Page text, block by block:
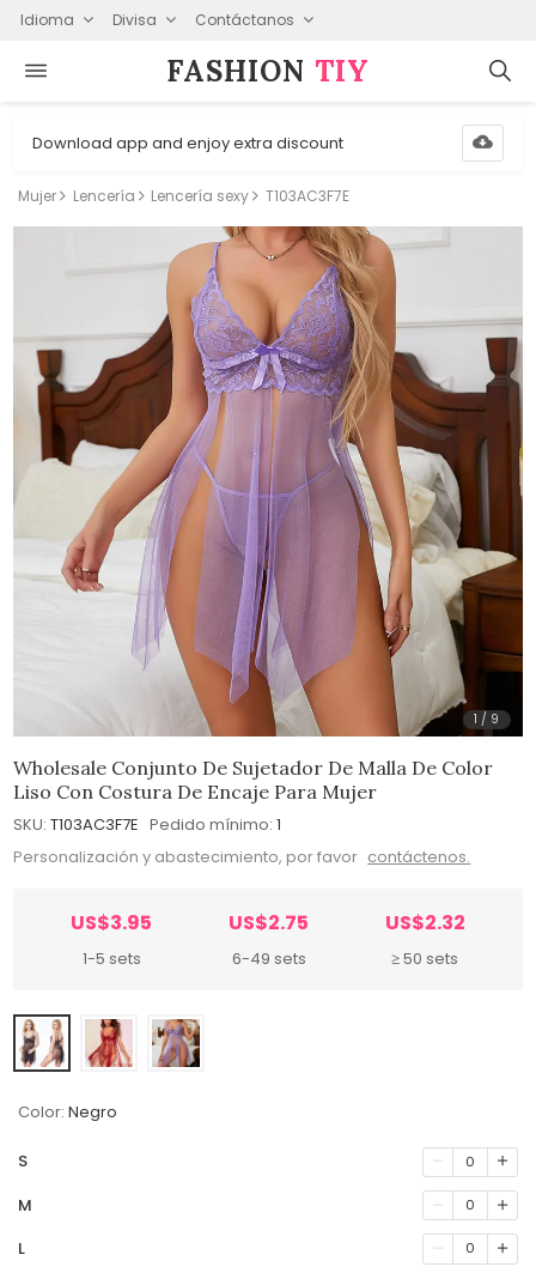
Idioma Divisa Contáctanos
FASHION⁠ TIY
Download app and enjoy extra discount
Mujer Lencería Lencería sexy T103AC3F7E
1 / 9
Wholesale Conjunto De Sujetador De Malla De Color
Liso Con Costura De Encaje Para Mujer
SKU: T103AC3F7E Pedido mínimo: 1
Personalización y abastecimiento, por favor contáctenos.
US$3.95
1-5 sets
US$2.75
6-49 sets
US$2.32
≥ 50 sets
Color: Negro
S 0
M 0
L 0